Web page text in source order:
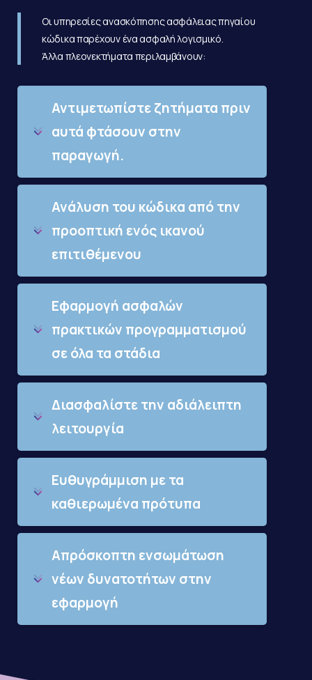
Οι υπηρεσίες ανασκόπησης ασφάλειας πηγαίου
κώδικα παρέχουν ένα ασφαλή λογισμικό.
Άλλα πλεονεκτήματα περιλαμβάνουν:
Αντιμετωπίστε ζητήματα πριν
αυτά φτάσουν στην
παραγωγή.
Ανάλυση του κώδικα από την
προοπτική ενός ικανού
επιτιθέμενου
Εφαρμογή ασφαλών
πρακτικών προγραμματισμού
σε όλα τα στάδια
Διασφαλίστε την αδιάλειπτη
λειτουργία
Ευθυγράμμιση με τα
καθιερωμένα πρότυπα
Απρόσκοπτη ενσωμάτωση
νέων δυνατοτήτων στην
εφαρμογή